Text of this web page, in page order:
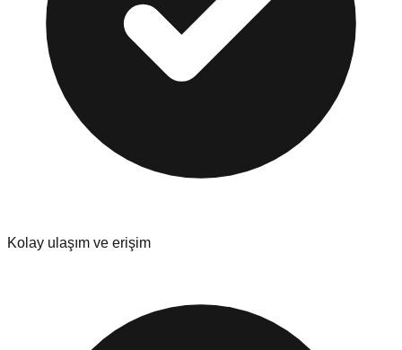
Kolay ulaşım ve erişim